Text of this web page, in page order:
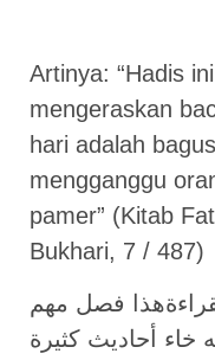
Artinya: “Hadis
mengeraskan
hari adalah
mengganggu
pamer” (Kitab
Bukhari, 7 / 487)
فصل مهم
خاء أحاديث كثيرة